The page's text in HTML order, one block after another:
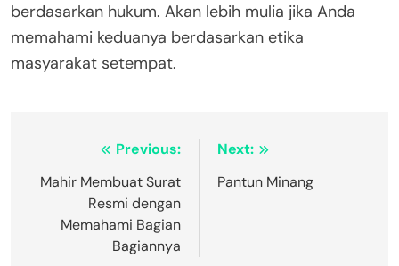
berdasarkan hukum. Akan lebih mulia jika Anda
memahami keduanya berdasarkan etika
masyarakat setempat.
Navigasi
pos
Previous:
Mahir Membuat Surat
Resmi dengan
Memahami Bagian
Bagiannya
Next:
Pantun Minang